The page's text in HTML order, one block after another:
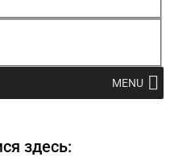
MENU
здесь: